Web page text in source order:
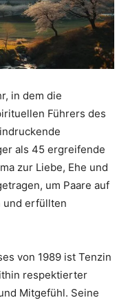
in dem die
Führers des
als 45 ergreifende
zur Liebe, Ehe und
um Paare auf
und erfüllten
von 1989 ist Tenzin
respektierter
Mitgefühl. Seine